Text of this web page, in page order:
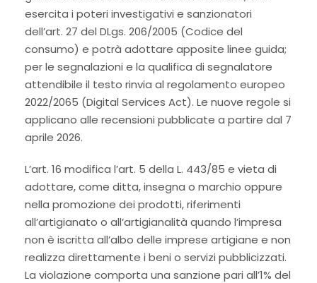
esercita i poteri investigativi e sanzionatori
dell’art. 27 del DLgs. 206/2005 (Codice del
consumo) e potrà adottare apposite linee guida;
per le segnalazioni e la qualifica di segnalatore
attendibile il testo rinvia al regolamento europeo
2022/2065 (Digital Services Act). Le nuove regole si
applicano alle recensioni pubblicate a partire dal 7
aprile 2026.
L’art. 16 modifica l’art. 5 della L. 443/85 e vieta di
adottare, come ditta, insegna o marchio oppure
nella promozione dei prodotti, riferimenti
all’artigianato o all’artigianalità quando l’impresa
non è iscritta all’albo delle imprese artigiane e non
realizza direttamente i beni o servizi pubblicizzati.
La violazione comporta una sanzione pari all’1% del